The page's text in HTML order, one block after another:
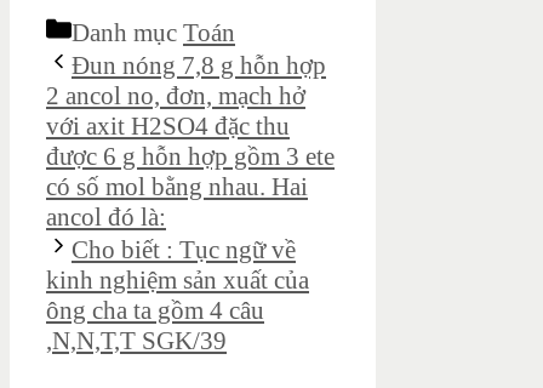
Danh mục Toán
Đun nóng 7,8 g hỗn hợp
2 ancol no, đơn, mạch hở
với axit H2SO4 đặc thu
được 6 g hỗn hợp gồm 3 ete
có số mol bằng nhau. Hai
ancol đó là:
Cho biết : Tục ngữ về
kinh nghiệm sản xuất của
ông cha ta gồm 4 câu
,N,N,T,T SGK/39